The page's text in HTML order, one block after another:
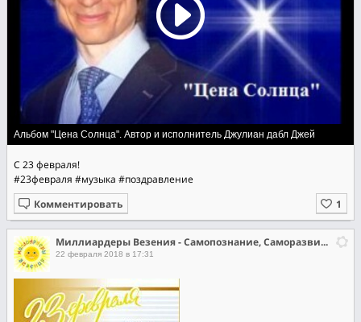
Альбом "Цена Солнца". Автор и исполнитель Джулиан дабл Джей
С 23 февраля!
#23февраля #музыка #поздравление
Комментировать
Миллиардеры Везения - Самопознание, Саморазвитие, Самореализация
22 февраля 2018 в 17:31